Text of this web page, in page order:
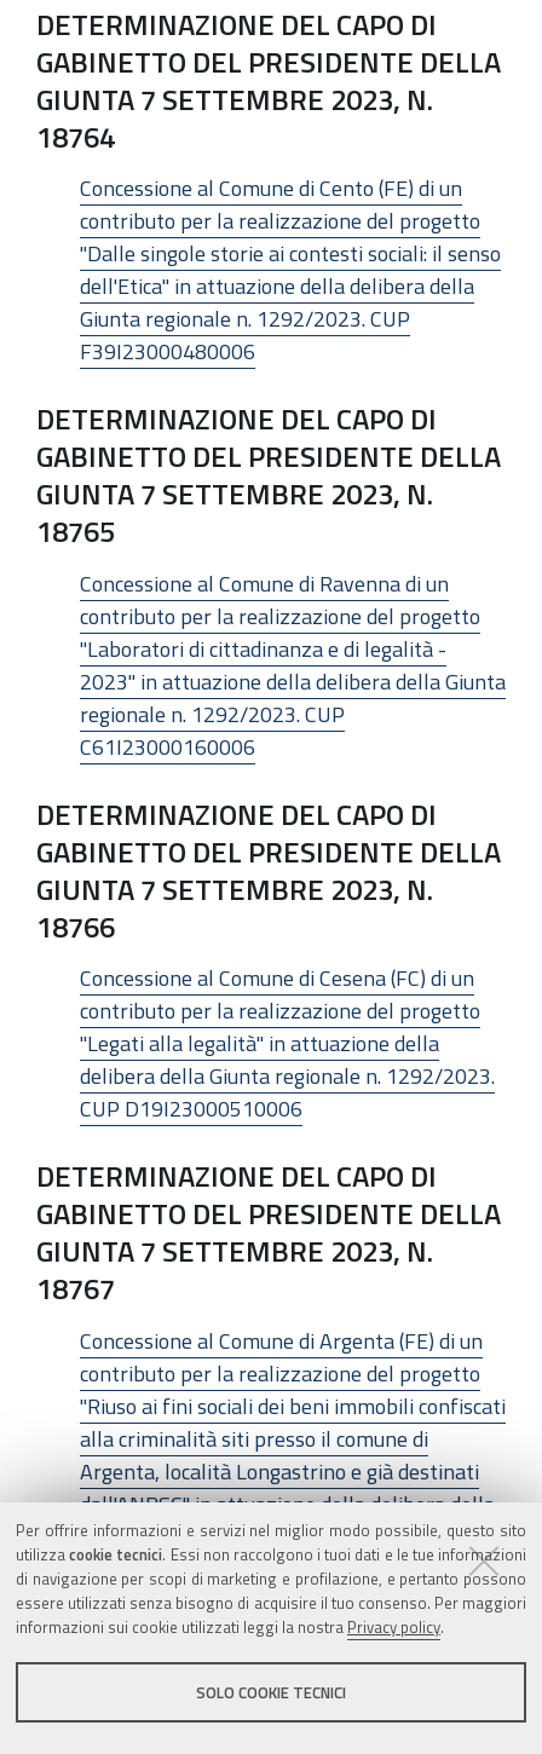
Per offrire informazioni e servizi nel miglior modo possibile, questo sito
utilizzacookie tecnici. Essi non raccolgono i tuoi dati e le tue informazioni
di navigazione per scopi di marketing e profilazione, e pertanto possono
essere utilizzati senza bisogno di acquisire il tuo consenso. Per maggiori
informazioni sui cookie utilizzati leggi la nostra Privacy policy.
SOLO COOKIE TECNICI
DETERMINAZIONE DEL CAPO DI
GABINETTO DEL PRESIDENTE DELLA
GIUNTA 7 SETTEMBRE 2023, N.
18764
Concessione al Comune di Cento (FE) di un
contributo per la realizzazione del progetto
"Dalle singole storie ai contesti sociali: il senso
dell'Etica" in attuazione della delibera della
Giunta regionale n. 1292/2023. CUP
F39I23000480006
DETERMINAZIONE DEL CAPO DI
GABINETTO DEL PRESIDENTE DELLA
GIUNTA 7 SETTEMBRE 2023, N.
18765
Concessione al Comune di Ravenna di un
contributo per la realizzazione del progetto
"Laboratori di cittadinanza e di legalità -
2023" in attuazione della delibera della Giunta
regionale n. 1292/2023. CUP
C61I23000160006
DETERMINAZIONE DEL CAPO DI
GABINETTO DEL PRESIDENTE DELLA
GIUNTA 7 SETTEMBRE 2023, N.
18766
Concessione al Comune di Cesena (FC) di un
contributo per la realizzazione del progetto
"Legati alla legalità" in attuazione della
delibera della Giunta regionale n. 1292/2023.
CUP D19I23000510006
DETERMINAZIONE DEL CAPO DI
GABINETTO DEL PRESIDENTE DELLA
GIUNTA 7 SETTEMBRE 2023, N.
18767
Concessione al Comune di Argenta (FE) di un
contributo per la realizzazione del progetto
"Riuso ai fini sociali dei beni immobili confiscati
alla criminalità siti presso il comune di
Argenta, località Longastrino e già destinati
dall'ANBSC" in attuazione della delibera della
Giunta regionale n. 1292/2023. CUP
C92F23000320006
DETERMINAZIONE DEL CAPO DI
GABINETTO DEL PRESIDENTE DELLA
GIUNTA 7 SETTEMBRE 2023, N.